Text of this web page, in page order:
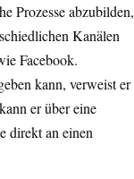
Prozesse abzubilden,
Kanälen
Facebook.
kann, verweist er
er über eine
direkt an einen